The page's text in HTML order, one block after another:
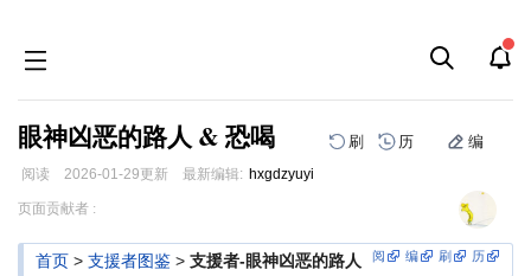
眼神凶恶的路人 & 恐喝 刷 历 编
阅读 2026-01-29更新 最新编辑: hxgdzyuyi
跳
导
跳
搜
页面贡献者 :
首页 > 支援者图鉴 > 支援者-眼神凶恶的路人 阅 编 刷 历